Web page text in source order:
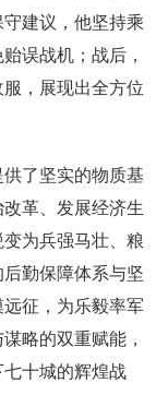
建议，他坚持乘
误战机；战后，
，展现出全方位
了坚实的物质基
革、发展经济生
为兵强马壮、粮
勤保障体系与坚
征，为乐毅率军
略的双重赋能，
十城的辉煌战